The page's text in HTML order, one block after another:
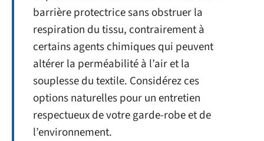
barrière protectrice sans obstruer la
respiration du tissu, contrairement à
certains agents chimiques qui peuvent
altérer la perméabilité à l’air et la
souplesse du textile. Considérez ces
options naturelles pour un entretien
respectueux de votre garde-robe et de
l’environnement.